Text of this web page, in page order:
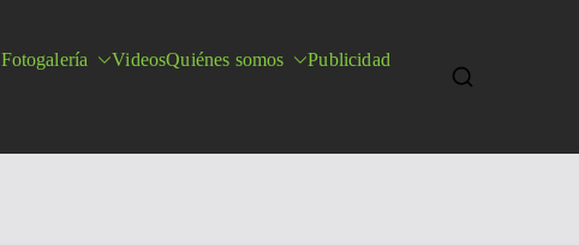
Fotogalería VideosQuiénes somos
Publicidad